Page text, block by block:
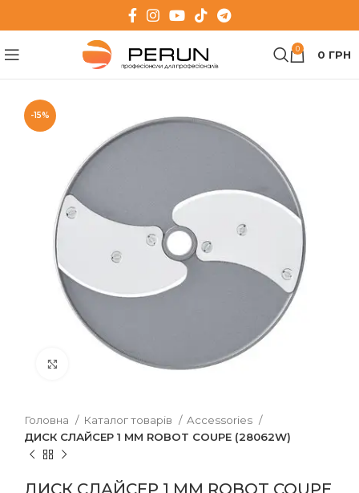
0 0 ГРН
-15%
Клацніть, щоб збільшити
Головна Каталог товарів
Accessories
ДИСК СЛАЙСЕР 1 ММ ROBOT COUPE (28062W)